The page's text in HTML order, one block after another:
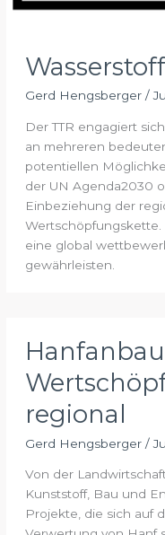
Wasserstoff
Gerd Hengsberger /
Der TTR engagiert
an mehreren
potentiellen
der UN Agenda2030
Einbeziehung der
Wertschöpfungskette.
eine global
gewährleisten.
Hanfanbau
regional
Gerd Hengsberger /
Von der
Kunststoff, Bau und
Projekte, die sich auf